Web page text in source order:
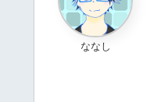
ななし